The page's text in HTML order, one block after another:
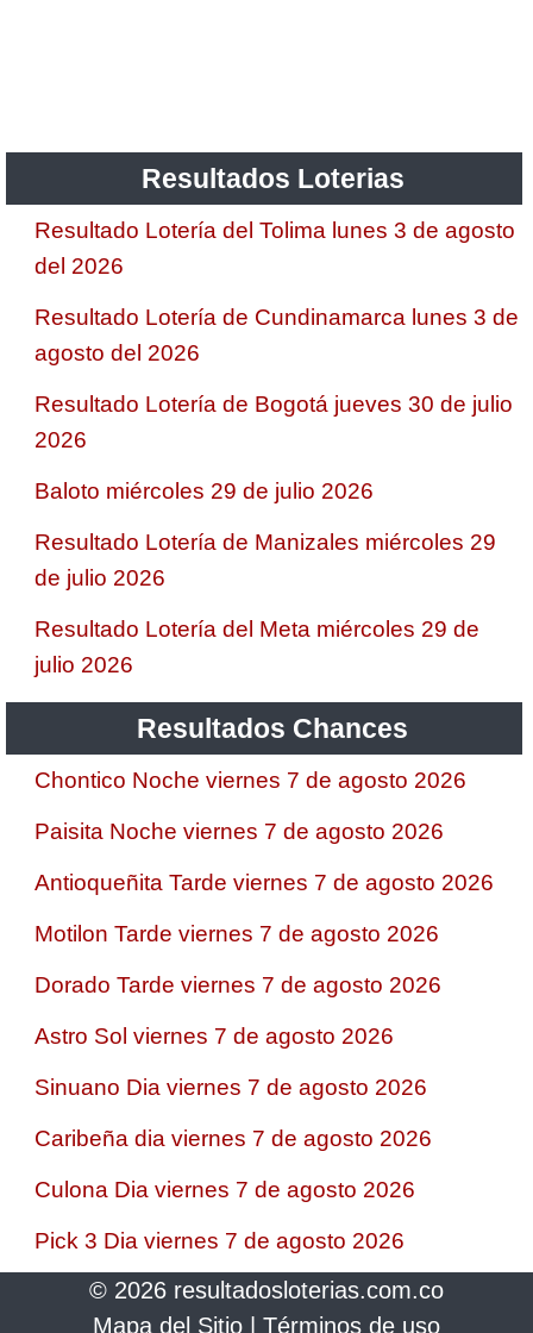
Resultados Loterias
Resultado Lotería del Tolima lunes 3 de agosto
del 2026
Resultado Lotería de Cundinamarca lunes 3 de
agosto del 2026
Resultado Lotería de Bogotá jueves 30 de julio
2026
Baloto miércoles 29 de julio 2026
Resultado Lotería de Manizales miércoles 29
de julio 2026
Resultado Lotería del Meta miércoles 29 de
julio 2026
Resultados Chances
Chontico Noche viernes 7 de agosto 2026
Paisita Noche viernes 7 de agosto 2026
Antioqueñita Tarde viernes 7 de agosto 2026
Motilon Tarde viernes 7 de agosto 2026
Dorado Tarde viernes 7 de agosto 2026
Astro Sol viernes 7 de agosto 2026
Sinuano Dia viernes 7 de agosto 2026
Caribeña dia viernes 7 de agosto 2026
Culona Dia viernes 7 de agosto 2026
Pick 3 Dia viernes 7 de agosto 2026
© 2026 resultadosloterias.com.co
Mapa del Sitio
Términos de uso